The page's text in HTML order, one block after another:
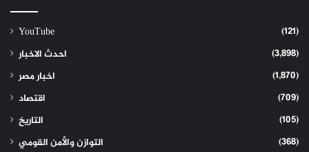
YouTube
(121)
احدث الاخبار
(3,898)
اخبار مصر
(1,870)
اقتصاد
(709)
التاريخ
(105)
التوازن والأمن القومي
(368)